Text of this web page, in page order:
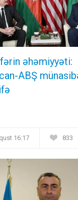
əhəmiyyəti:
ABŞ
16:17 833